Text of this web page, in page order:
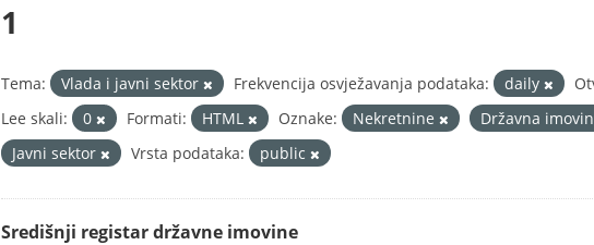
1
Tema: Vlada i javni sektor Frekvencija osvježavanja podataka: daily
Lee skali:
0 Formati: HTML Oznake: Nekretnine Državna
Javni sektor
Vrsta podataka: public
Središnji registar državne imovine